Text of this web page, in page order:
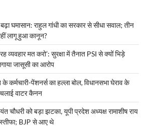
घमासान: राहुल गांधी का सरकार से सीधा सवाल; तीन
लागू हुआ कानून?
व्यवहार मत करो’: सुरक्षा में तैनात PSI से क्यों भिड़े
जासूसी का आरोप
के कर्मचारी-पेंशनर्स का हल्ला बोल, विधानसभा घेराव के
वाटर कैनन
को बड़ा झटका, यूपी प्रदेश अध्यक्ष रामाशीष राय
BJP से आए थे